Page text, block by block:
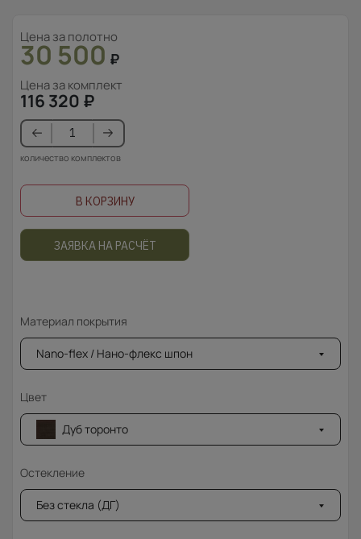
Цена за полотно
30 500 ₽
Цена за комплект
116 320 ₽
количество комплектов
В КОРЗИНУ
ЗАЯВКА НА РАСЧЁТ
Материал покрытия
Nano-flex / Нано-флекс шпон
Цвет
Дуб торонто
Остекление
Без стекла (ДГ)